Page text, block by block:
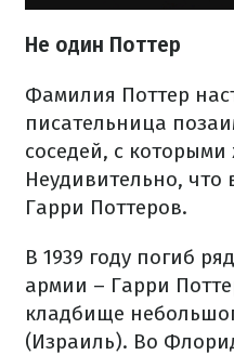
Не один Поттер
Фамилия Поттер
писательница
соседей, с
Неудивительно, что
Гарри Поттеров.
В 1939 году погиб
армии – Гарри
кладбище
(Израиль). Во